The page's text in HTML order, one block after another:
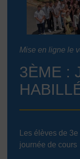
Mise en ligne le
3ÈME :
Les élèves de
journée de cours